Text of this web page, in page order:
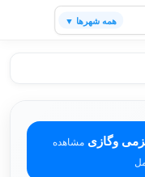
همه شهرها ▼
وگازی مشاهده